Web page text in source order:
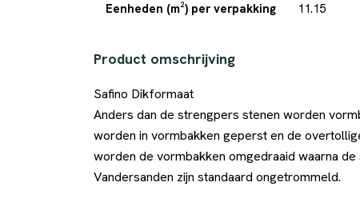
Eenheden (m²) per verpakking 11.15
Product omschrijving
Safino Dikformaat
Anders dan de strengpers stenen worden
worden in vormbakken geperst en de
worden de vormbakken omgedraaid waarna
Vandersanden zijn standaard ongetrommeld.